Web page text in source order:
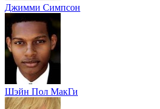
Джимми Симпсон
Шэйн Пол МакГи